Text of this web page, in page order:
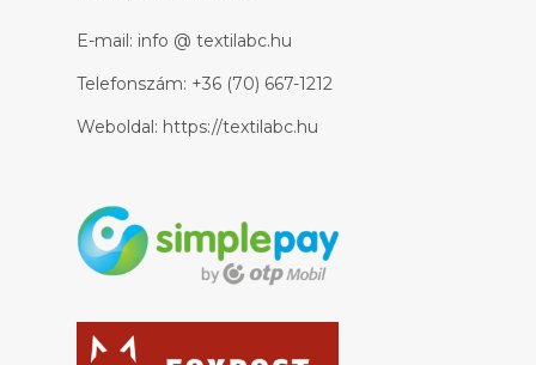
E-mail: info @ textilabc.hu
Telefonszám: +36 (70) 667-1212
Weboldal: https://textilabc.hu